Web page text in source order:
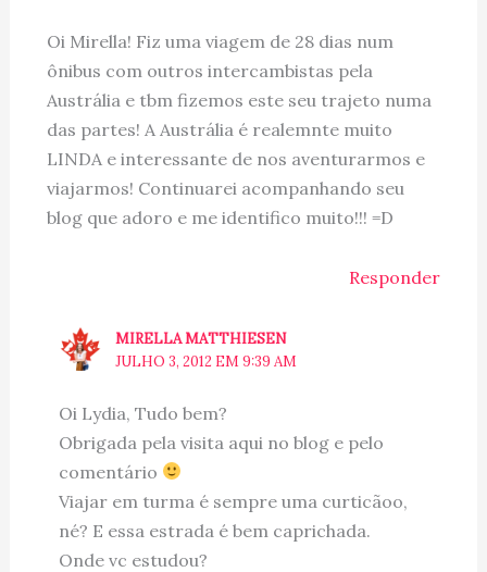
Oi Mirella! Fiz uma viagem de 28 dias num
ônibus com outros intercambistas pela
Austrália e tbm fizemos este seu trajeto numa
das partes! A Austrália é realemnte muito
LINDA e interessante de nos aventurarmos e
viajarmos! Continuarei acompanhando seu
blog que adoro e me identifico muito!!! =D
Responder
MIRELLA MATTHIESEN
JULHO 3, 2012 EM 9:39 AM
Oi Lydia, Tudo bem?
Obrigada pela visita aqui no blog e pelo
comentário
Viajar em turma é sempre uma curticãoo,
né? E essa estrada é bem caprichada.
Onde vc estudou?